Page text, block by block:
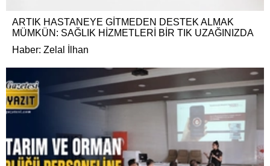
ARTIK HASTANEYE GİTMEDEN DESTEK ALMAK
MÜMKÜN: SAĞLIK HİZMETLERİ BİR TIK UZAĞINIZDA
Haber: Zelal İlhan